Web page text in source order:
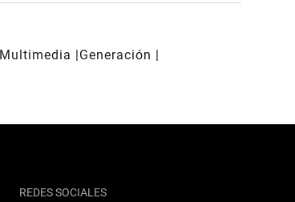
Multimedia
Generación
REDES SOCIALES